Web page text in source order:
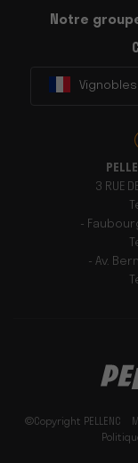
Notre
3 RUE
-
- Av.
©Copyright PELLENC